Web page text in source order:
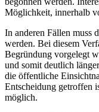
Möglichkeit, innerhalb
In anderen Fällen muss
werden. Bei diesem
Begründung vorgelegt
und somit deutlich
die öffentliche
Entscheidung getroffen
möglich.